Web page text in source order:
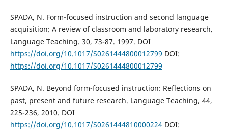
SPADA, N. Form-focused instruction and second language
acquisition: A review of classroom and laboratory research.
Language Teaching. 30, 73-87. 1997. DOI
https://doi.org/10.1017/S0261444800012799 DOI:
https://doi.org/10.1017/S0261444800012799
SPADA, N. Beyond form-focused instruction: Reflections on
past, present and future research. Language Teaching, 44,
225-236, 2010. DOI
https://doi.org/10.1017/S0261444810000224DOI: